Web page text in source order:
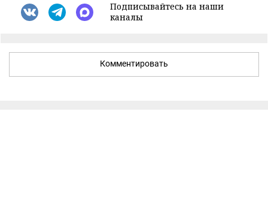
Подписывайтесь на наши
каналы
Комментировать